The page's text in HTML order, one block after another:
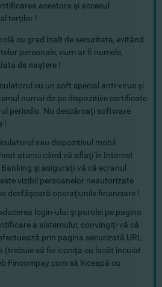
acestora şi accesul
terţilor !
cu grad înalt de securitate, evitând
personale, cum ar fi numele,
de naştere !
cu un soft special anti-virus şi
numai de pe dispozitive certificate
periodic. Nu descărcaţi software
!
sau dispozitivul mobil
atunci când vă aflaţi în Internet
şi asiguraţi-vă că ecranul
vizibil persoanelor neautorizate
desfăşoară operaţiunile financiare !
login-ului şi parolei pe pagina
a sistemului, convingiţi-vă că
prin pagina securizată URL
(trebuie să fie iconiţa cu lacăt încuiat
Fincompay.com să înceapă cu